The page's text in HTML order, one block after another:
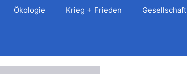
Ökologie Krieg + Frieden Gesellschaft